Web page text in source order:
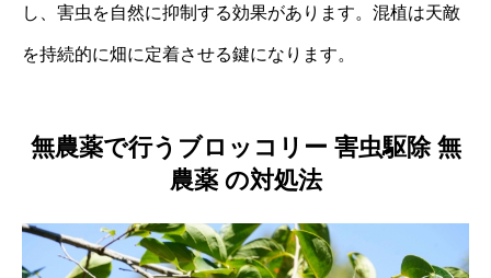
し、害虫を自然に抑制する効果があります。混植は天敵
を持続的に畑に定着させる鍵になります。
無農薬で行うブロッコリー 害虫駆除 無
農薬 の対処法